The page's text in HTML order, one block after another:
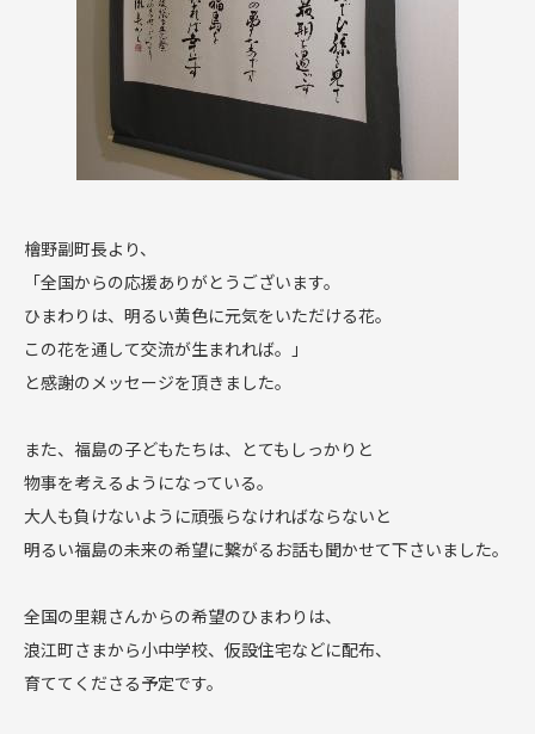
檜野副町長より、
「全国からの応援ありがとうございます。
ひまわりは、明るい黄色に元気をいただける花。
この花を通して交流が生まれれば。」
と感謝のメッセージを頂きました。
また、福島の子どもたちは、とてもしっかりと
物事を考えるようになっている。
大人も負けないように頑張らなければならないと
明るい福島の未来の希望に繋がるお話も聞かせて下さいました。
全国の里親さんからの希望のひまわりは、
浪江町さまから小中学校、仮設住宅などに配布、
育ててくださる予定です。